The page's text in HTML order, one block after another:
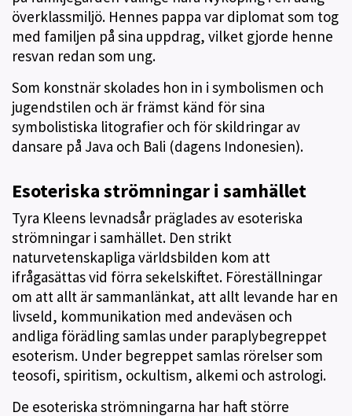
överklassmiljö. Hennes pappa var diplomat som tog
med familjen på sina uppdrag, vilket gjorde henne
resvan redan som ung.
Som konstnär skolades hon in i symbolismen och
jugendstilen och är främst känd för sina
symbolistiska litografier och för skildringar av
dansare på Java och Bali (dagens Indonesien).
Esoteriska strömningar i samhället
Tyra Kleens levnadsår präglades av esoteriska
strömningar i samhället. Den strikt
naturvetenskapliga världsbilden kom att
ifrågasättas vid förra sekelskiftet. Föreställningar
om att allt är sammanlänkat, att allt levande har en
livseld, kommunikation med andeväsen och
andliga förädling samlas under paraplybegreppet
esoterism. Under begreppet samlas rörelser som
teosofi, spiritism, ockultism, alkemi och astrologi.
De esoteriska strömningarna har haft större